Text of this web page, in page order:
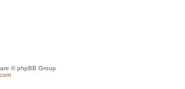
© phpBB Group